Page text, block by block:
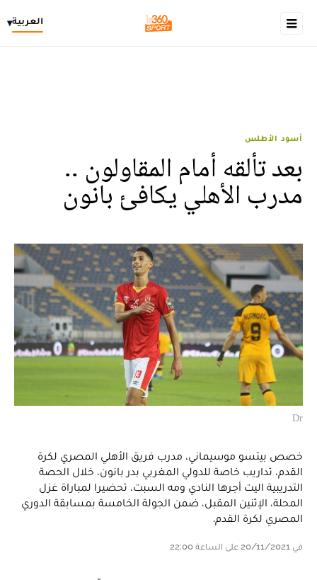
العربية▾
أسود الأطلس
بعد تألقه أمام المقاولون ..
مدرب الأهلي يكافئ بانون
Dr
خصص بيتسو موسيماني، مدرب فريق الأهلي المصري لكرة
القدم، تداريب خاصة للدولي المغربي بدر بانون، خلال الحصة
التدريبية اليت أجرها النادي ومه السبت، تحضيرا لمباراة غزل
المحلة، الإثنين المقبل، ضمن الجولة الخامسة بمسابقة الدوري
المصري لكرة القدم.
في 20/11/2021 على الساعة 22:00